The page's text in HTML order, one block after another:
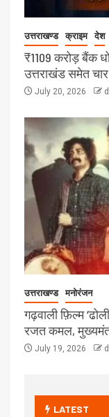
उत्तराखण्ड क्राइम देश
₹1109 करोड़ बैंक
उत्तराखंड समेत चार
July 20, 2026
उत्तराखण्ड मनोरंजन
गढ़वाली फ़िल्म
रजत कमल,
July 19, 2026
LATEST